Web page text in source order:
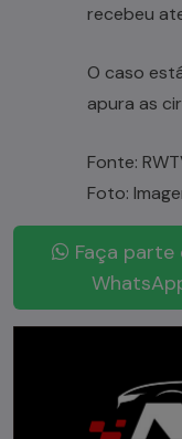
recebeu
O caso
apura as
Fonte:
Foto:
Faça parte